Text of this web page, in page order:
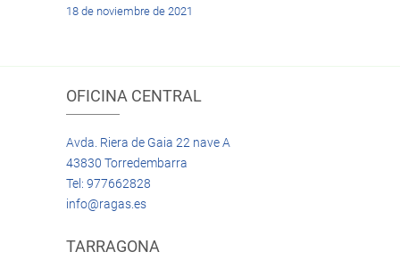
18 de noviembre de 2021
OFICINA CENTRAL
Avda. Riera de Gaia 22 nave A
43830 Torredembarra
Tel: 977662828
info@ragas.es
TARRAGONA